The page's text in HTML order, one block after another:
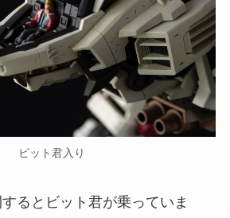
ビット君入り
るとビット君が乗っていま